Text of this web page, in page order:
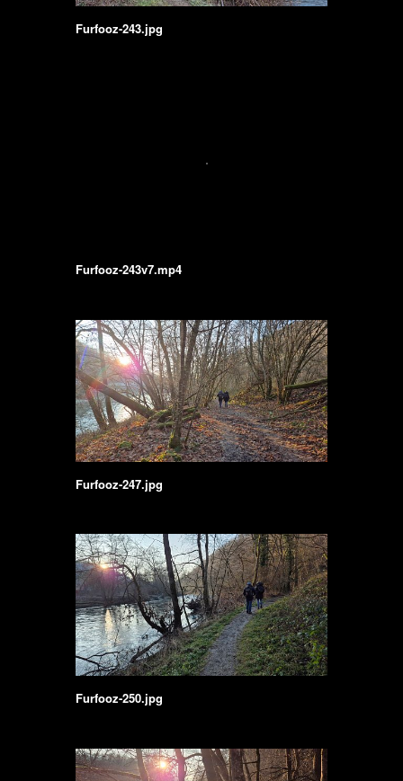
Furfooz-243.jpg
Furfooz-243v7.mp4
Furfooz-247.jpg
Furfooz-250.jpg